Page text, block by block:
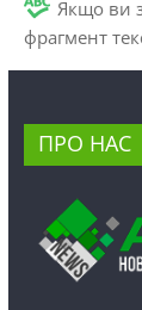
Якщо ви
фрагмент
ПРО НАС